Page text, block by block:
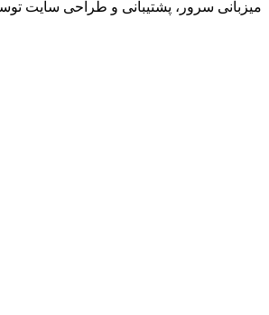
میزبانی سرور، پشتیبانی و طراحی سایت